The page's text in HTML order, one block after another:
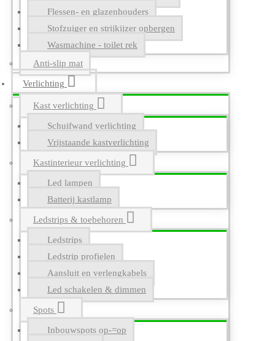
Flessen- en glazenhouders
Stofzuiger en strijkijzer opbergen
Wasmachine - toilet rek
Anti-slip mat
Verlichting
Kast verlichting
Schuifwand verlichting
Vrijstaande kastverlichting
Kastinterieur verlichting
Led lampen
Batterij kastlamp
Ledstrips & toebehoren
Ledstrips
Ledstrip profielen
Aansluit en verlengkabels
Led schakelen & dimmen
Spots
Inbouwspots op-=op